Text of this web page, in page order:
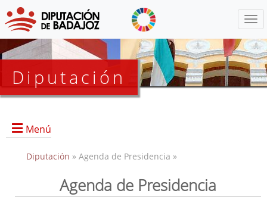
Diputación
Menú
Presidencia
Diputación » Agenda de Presidencia »
Agenda de Presidencia